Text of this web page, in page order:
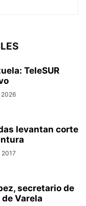
TeleSUR
2026
levantan corte
2017
secretario de
Varela